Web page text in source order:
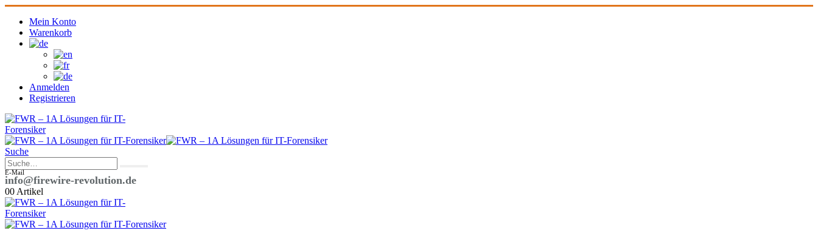
Mein Konto
Warenkorb
Anmelden
Registrieren
Suche
E-Mail
info@firewire-revolution.de
00 Artikel